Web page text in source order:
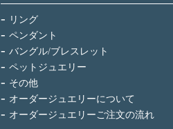
リング
ペンダント
バングル/ブレスレット
ペットジュエリー
その他
オーダージュエリーについて
オーダージュエリーご注文の流れ